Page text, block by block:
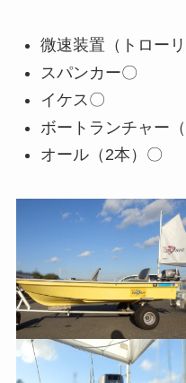
微速装置（トロー
スパンカー〇
イケス〇
ボートランチャー
オール（2本）〇